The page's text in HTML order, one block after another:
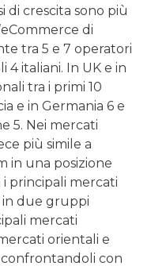
di crescita sono più
di
tra 5 e 7 operatori
4 italiani. In UK e in
tra i primi 10
e in Germania 6 e
5. Nei mercati
più simile a
in una posizione
principali mercati
in due gruppi
mercati
orientali e
con